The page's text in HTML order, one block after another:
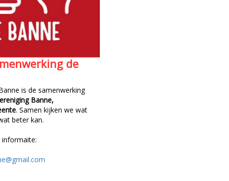
de
is de samenwerking
Banne,
. Samen kijken we wat
beter kan.